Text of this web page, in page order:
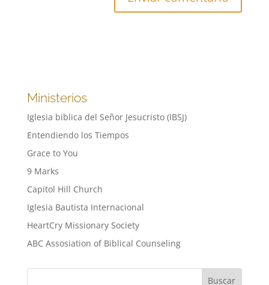
Ministerios
Iglesia biblica del Señor Jesucristo (IBSJ)
Entendiendo los Tiempos
Grace to You
9 Marks
Capitol Hill Church
Iglesia Bautista Internacional
HeartCry Missionary Society
ABC Assosiation of Biblical Counseling